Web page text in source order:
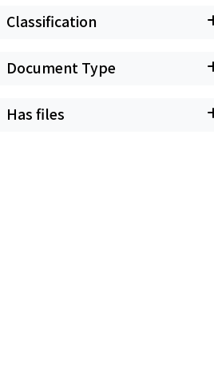
Classification
Document Type
Has files